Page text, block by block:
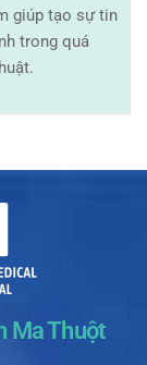
giúp tạo sự tin
trong quá
Ma Thuột